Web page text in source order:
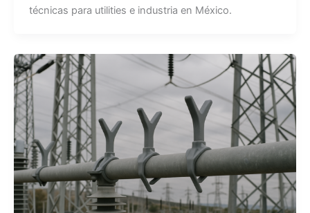
técnicas para utilities e industria en México.